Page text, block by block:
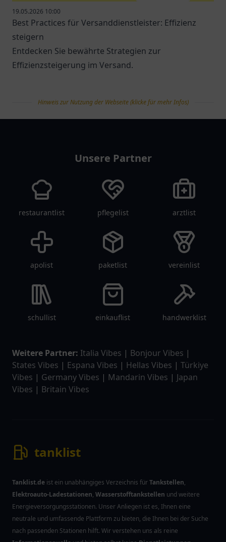
19.05.2026 10:00
Best Practices für Versanddienstleister: Effizienz
steigern
Entdecken Sie bewährte Strategien zur
Effizienzsteigerung im Versand.
Hinweis zur Nutzung der Webseite (klicke für mehr Infos)
Unsere Partner
restaurantlist pflegelist arztlist
apolist paketlist vereinlist
schullist einkauflist handwerklist
Weitere Partner: Italia Vibes | Bonjour Vibes |
States Vibes | Espana Vibes | Hellas Vibes | Türkiye
Vibes | Germany Vibes | Mandarin Vibes | Japan
Vibes | Britain Vibes
tanklist
Tanklist.de ist ein unabhängiges Verzeichnis fürTankstellen,
Elektroauto-Ladestationen, Wasserstofftankstellen und weitere
Energieversorgungsstationen. Unser Anliegen ist es, Ihnen eine
neutrale und umfassende Plattform zu bieten, die Ihnen bei der Suche
nach passenden Stationen hilft. Wir verstehen uns als reine